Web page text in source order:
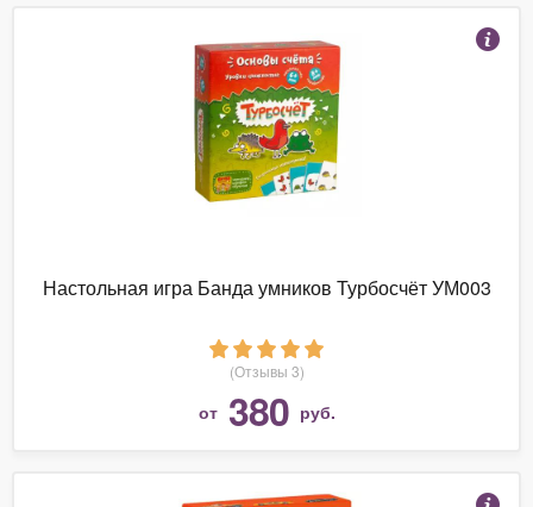
Настольная игра Банда умников Турбосчёт УМ003
(Отзывы 3)
от 380 руб.